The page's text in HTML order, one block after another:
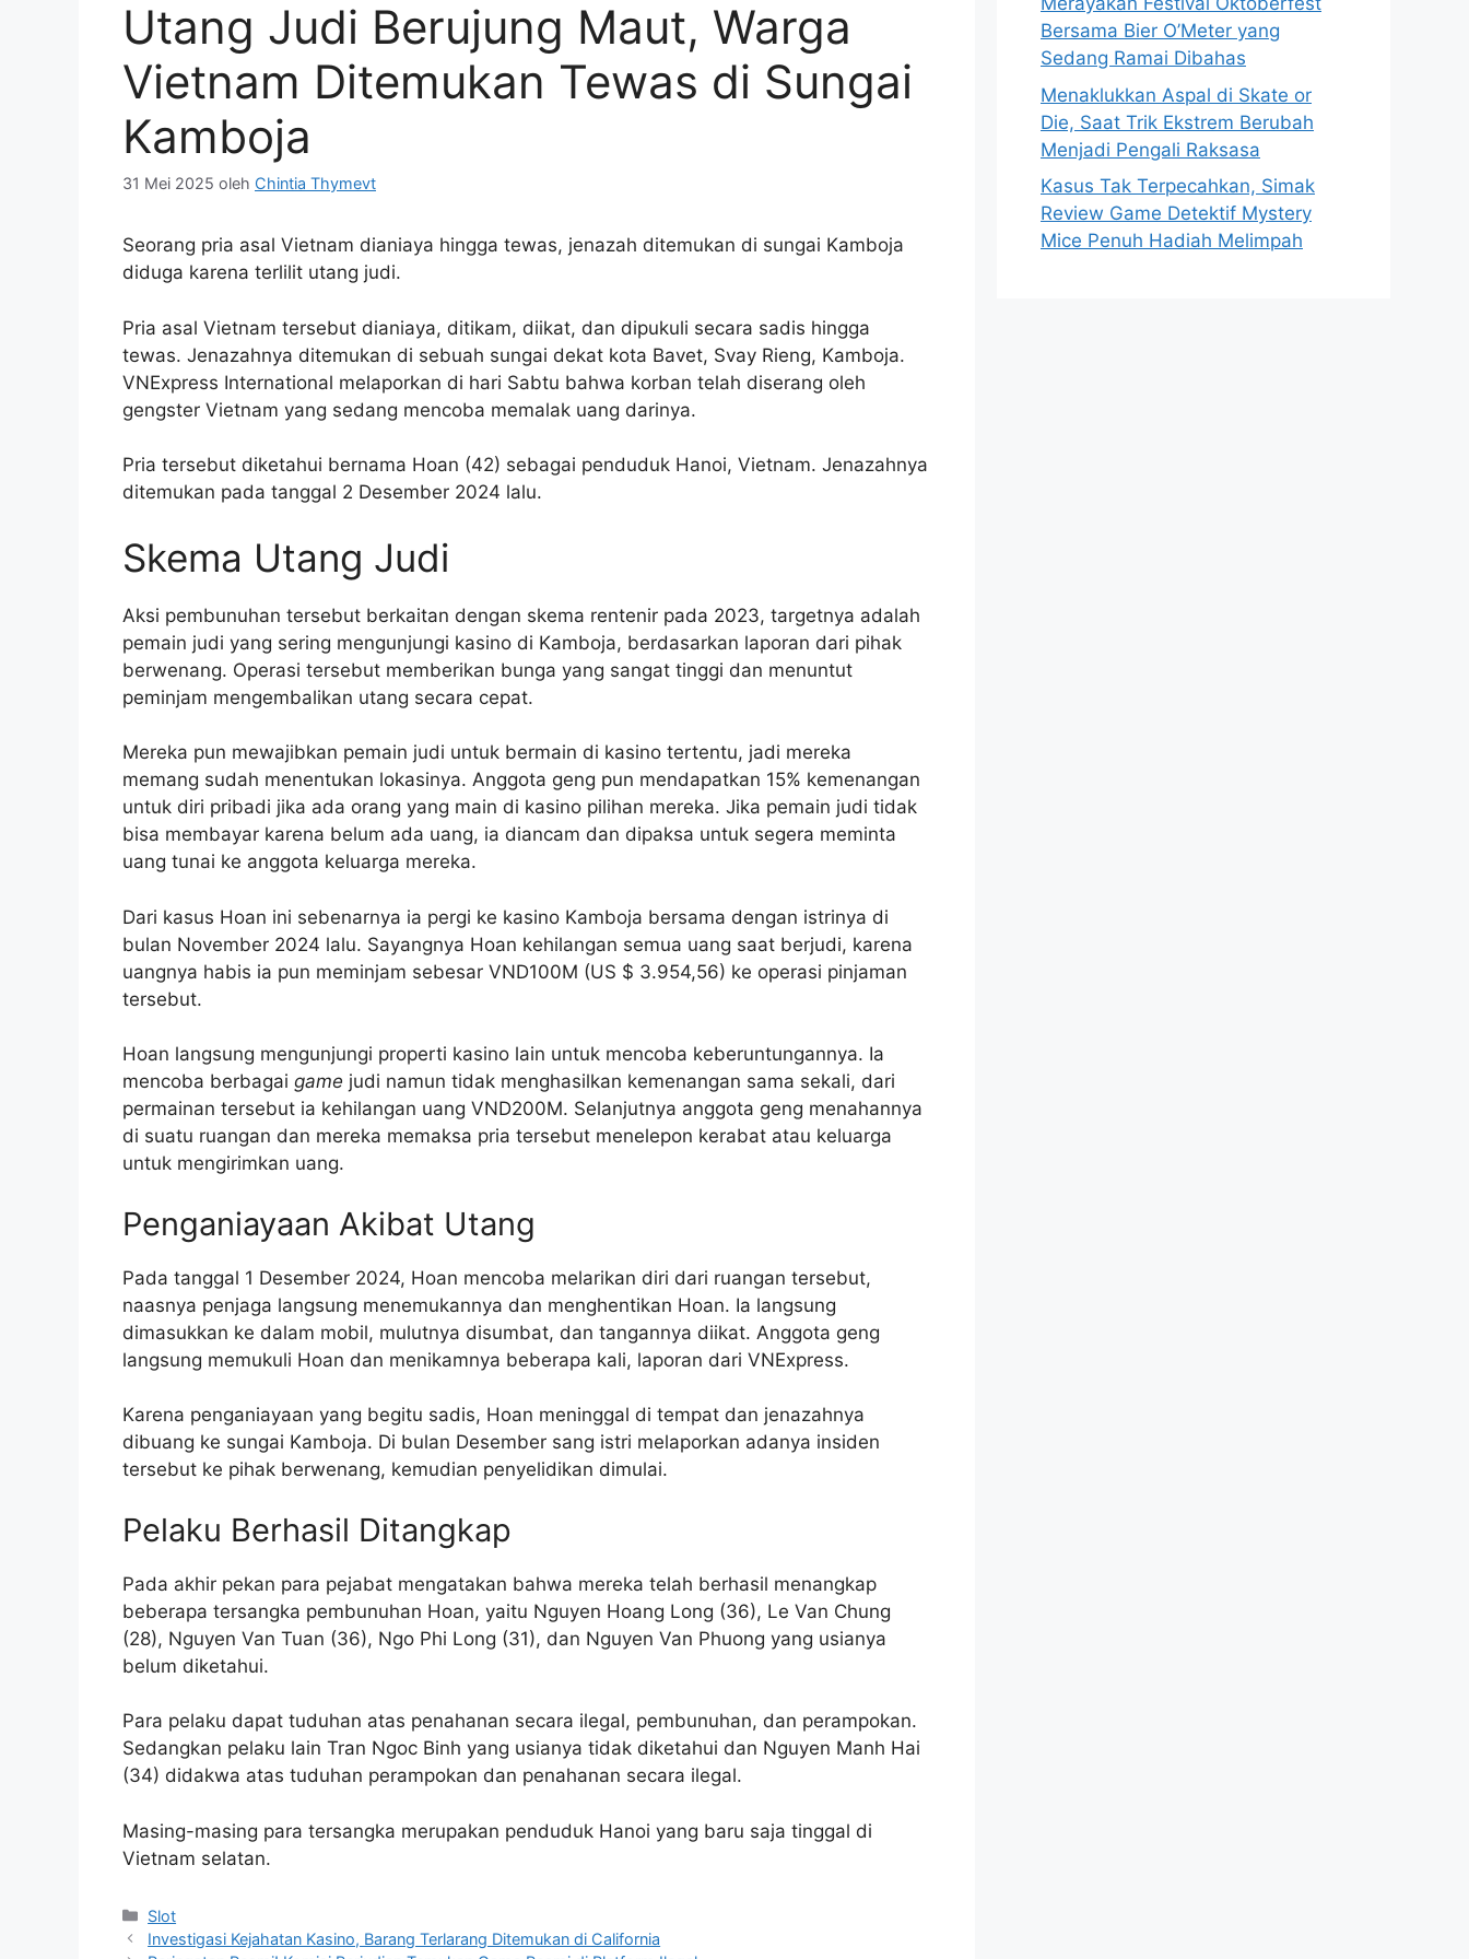
Utang Judi Berujung Maut, Warga
Vietnam Ditemukan Tewas di Sungai
Kamboja
31 Mei 2025 oleh Chintia Thymevt
Seorang pria asal Vietnam dianiaya hingga tewas, jenazah ditemukan di sungai Kamboja
diduga karena terlilit utang judi.
Pria asal Vietnam tersebut dianiaya, ditikam, diikat, dan dipukuli secara sadis hingga
tewas. Jenazahnya ditemukan di sebuah sungai dekat kota Bavet, Svay Rieng, Kamboja.
VNExpress International melaporkan di hari Sabtu bahwa korban telah diserang oleh
gengster Vietnam yang sedang mencoba memalak uang darinya.
Pria tersebut diketahui bernama Hoan (42) sebagai penduduk Hanoi, Vietnam. Jenazahnya
ditemukan pada tanggal 2 Desember 2024 lalu.
Skema Utang Judi
Aksi pembunuhan tersebut berkaitan dengan skema rentenir pada 2023, targetnya adalah
pemain judi yang sering mengunjungi kasino di Kamboja, berdasarkan laporan dari pihak
berwenang. Operasi tersebut memberikan bunga yang sangat tinggi dan menuntut
peminjam mengembalikan utang secara cepat.
Mereka pun mewajibkan pemain judi untuk bermain di kasino tertentu, jadi mereka
memang sudah menentukan lokasinya. Anggota geng pun mendapatkan 15% kemenangan
untuk diri pribadi jika ada orang yang main di kasino pilihan mereka. Jika pemain judi tidak
bisa membayar karena belum ada uang, ia diancam dan dipaksa untuk segera meminta
uang tunai ke anggota keluarga mereka.
Dari kasus Hoan ini sebenarnya ia pergi ke kasino Kamboja bersama dengan istrinya di
bulan November 2024 lalu. Sayangnya Hoan kehilangan semua uang saat berjudi, karena
uangnya habis ia pun meminjam sebesar VND100M (US $ 3.954,56) ke operasi pinjaman
tersebut.
Hoan langsung mengunjungi properti kasino lain untuk mencoba keberuntungannya. Ia
mencoba berbagai game judi namun tidak menghasilkan kemenangan sama sekali, dari
permainan tersebut ia kehilangan uang VND200M. Selanjutnya anggota geng menahannya
di suatu ruangan dan mereka memaksa pria tersebut menelepon kerabat atau keluarga
untuk mengirimkan uang.
Penganiayaan Akibat Utang
Pada tanggal 1 Desember 2024, Hoan mencoba melarikan diri dari ruangan tersebut,
naasnya penjaga langsung menemukannya dan menghentikan Hoan. Ia langsung
dimasukkan ke dalam mobil, mulutnya disumbat, dan tangannya diikat. Anggota geng
langsung memukuli Hoan dan menikamnya beberapa kali, laporan dari VNExpress.
Karena penganiayaan yang begitu sadis, Hoan meninggal di tempat dan jenazahnya
dibuang ke sungai Kamboja. Di bulan Desember sang istri melaporkan adanya insiden
tersebut ke pihak berwenang, kemudian penyelidikan dimulai.
Pelaku Berhasil Ditangkap
Pada akhir pekan para pejabat mengatakan bahwa mereka telah berhasil menangkap
beberapa tersangka pembunuhan Hoan, yaitu Nguyen Hoang Long (36), Le Van Chung
(28), Nguyen Van Tuan (36), Ngo Phi Long (31), dan Nguyen Van Phuong yang usianya
belum diketahui.
Para pelaku dapat tuduhan atas penahanan secara ilegal, pembunuhan, dan perampokan.
Sedangkan pelaku lain Tran Ngoc Binh yang usianya tidak diketahui dan Nguyen Manh Hai
(34) didakwa atas tuduhan perampokan dan penahanan secara ilegal.
Masing-masing para tersangka merupakan penduduk Hanoi yang baru saja tinggal di
Vietnam selatan.
Kategori
Slot
Investigasi Kejahatan Kasino, Barang Terlarang Ditemukan di California
Bersama Bier O’Meter yang
Sedang Ramai Dibahas
Menaklukkan Aspal di Skate or
Die, Saat Trik Ekstrem Berubah
Menjadi Pengali Raksasa
Kasus Tak Terpecahkan, Simak
Review Game Detektif Mystery
Mice Penuh Hadiah Melimpah